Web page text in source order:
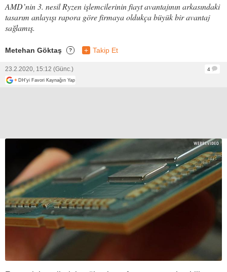
AMD’nin 3. nesil Ryzen işlemcilerinin fiayt avantajının arkasındaki
tasarım anlayışı rapora göre firmaya oldukça büyük bir avantaj
sağlamış.
Metehan Göktaş ? + Takip Et
23.2.2020, 15:12 (Günc.)
4
+ DH'yi Favori Kaynağın Yap